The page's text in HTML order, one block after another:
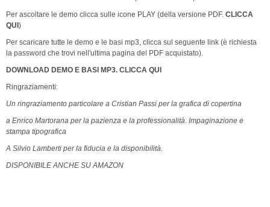
Per ascoltare le demo clicca sulle icone PLAY (della versione PDF. CLICCA
QUI )
Per scaricare tutte le demo e le basi mp3, clicca sul seguente link (è richiesta
la password che trovi nell'ultima pagina del PDF acquistato).
DOWNLOAD DEMO E BASI MP3. CLICCA QUI
Ringraziamenti:
Un ringraziamento particolare a Cristian Passi per la grafica di copertina
a Enrico Martorana per la pazienza e la professionalità. Impaginazione e
stampa tipografica
A Silvio Lamberti per la fiducia e la disponibilità.
DISPONIBILE ANCHE SU AMAZON